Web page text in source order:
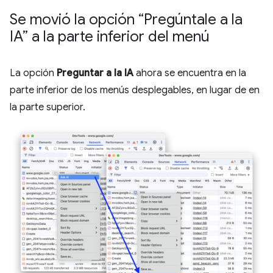
Se movió la opción “Pregúntale a la
IA” a la parte inferior del menú
La opción Preguntar a la IA ahora se encuentra en la
parte inferior de los menús desplegables, en lugar de en
la parte superior.